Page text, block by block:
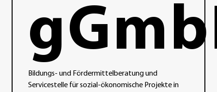
Bildungs- und Fördermittelberatung und
Servicestelle für sozial-ökonomische Projekte in